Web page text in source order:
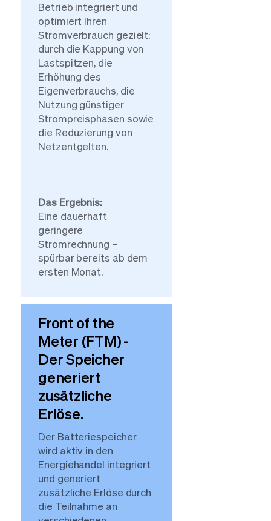
Betrieb integriert und
optimiert Ihren
Stromverbrauch gezielt:
durch die Kappung von
Lastspitzen, die
Erhöhung des
Eigenverbrauchs, die
Nutzung günstiger
Strompreisphasen sowie
die Reduzierung von
Netzentgelten.
Das Ergebnis:
Eine dauerhaft
geringere
Stromrechnung –
spürbar bereits ab dem
ersten Monat.
Front of the
Meter (FTM) -
Der Speicher
generiert
zusätzliche
Erlöse.
Der Batteriespeicher
wird aktiv in den
Energiehandel integriert
und generiert
zusätzliche Erlöse durch
die Teilnahme an